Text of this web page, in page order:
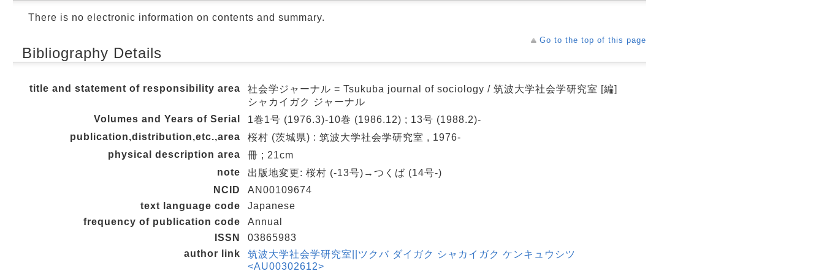
There is no electronic information on contents and summary.
Go to the top of this page
Bibliography Details
title and statement of responsibility area
社会学ジャーナル = Tsukuba journal of sociology / 筑波大学社会学研究室 [編]
シャカイガク ジャーナル
Volumes and Years of Serial
1巻1号 (1976.3)-10巻 (1986.12) ; 13号 (1988.2)-
publication,distribution,etc.,area
桜村 (茨城県) : 筑波大学社会学研究室 , 1976-
physical description area
冊 ; 21cm
note
出版地変更: 桜村 (-13号)→つくば (14号-)
NCID
AN00109674
text language code
Japanese
frequency of publication code
Annual
ISSN
03865983
author link
筑波大学社会学研究室||ツクバ ダイガク シャカイガク ケンキュウシツ
<AU00302612>